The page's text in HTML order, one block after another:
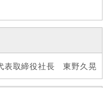
表取締役社長 東野久晃